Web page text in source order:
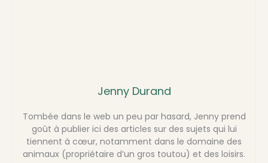
Jenny Durand
Tombée dans le web un peu par hasard, Jenny prend
goût à publier ici des articles sur des sujets qui lui
tiennent à cœur, notamment dans le domaine des
animaux (propriétaire d’un gros toutou) et des loisirs.